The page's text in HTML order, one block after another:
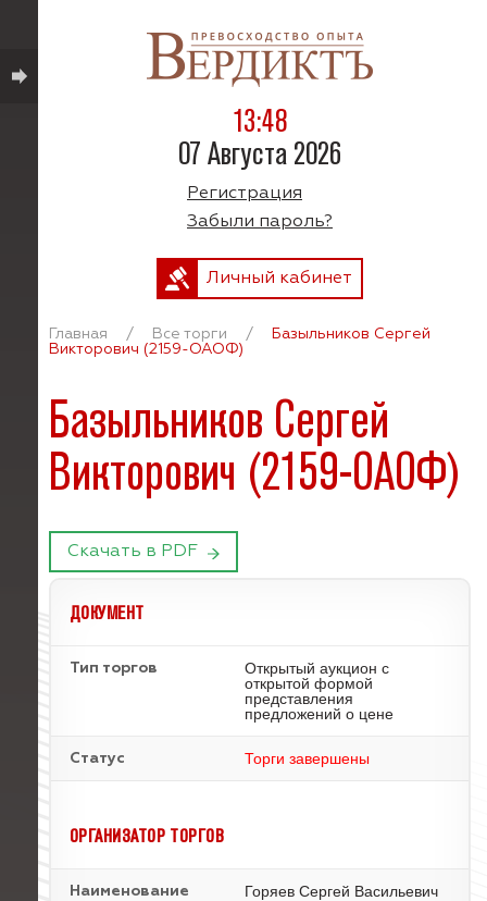
13:48
07 Августа 2026
Регистрация
Забыли пароль?
Личный кабинет
Главная / Все торги /
Базыльников Сергей
Викторович (2159-ОАОФ)
Базыльников Сергей
Викторович (2159-ОАОФ)
Скачать в PDF
ДОКУМЕНТ
Тип торгов
Открытый аукцион с
открытой формой
представления
предложений о цене
Статус Торги завершены
ОРГАНИЗАТОР ТОРГОВ
Наименование Горяев Сергей Васильевич